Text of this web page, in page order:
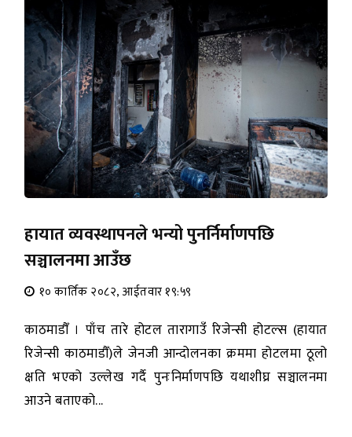
हायात व्यवस्थापनले भन्यो पुनर्निर्माणपछि
सञ्चालनमा आउँछ
१० कार्तिक २०८२, आईतवार १९:५९
काठमाडौँ । पाँच तारे होटल तारागाउँ रिजेन्सी होटल्स (हायात
रिजेन्सी काठमाडौँ)ले जेनजी आन्दोलनका क्रममा होटलमा ठूलो
क्षति भएको उल्लेख गर्दै पुनःनिर्माणपछि यथाशीघ्र सञ्चालनमा
आउने बताएको...